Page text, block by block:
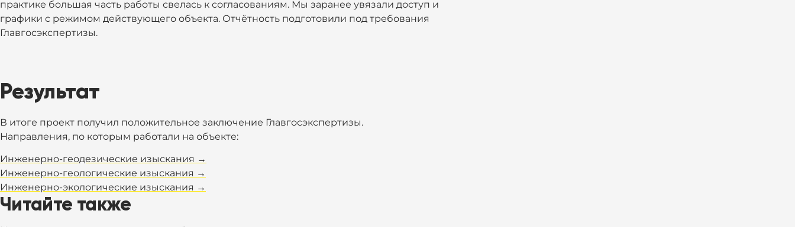
практике большая часть работы свелась к согласованиям. Мы заранее увязали доступ и
графики с режимом действующего объекта. Отчётность подготовили под требования
Главгосэкспертизы.
Результат
В итоге проект получил положительное заключение Главгосэкспертизы.
Направления, по которым работали на объекте:
Инженерно-геодезические изыскания →
Инженерно-геологические изыскания →
Инженерно-экологические изыскания →
Читайте также